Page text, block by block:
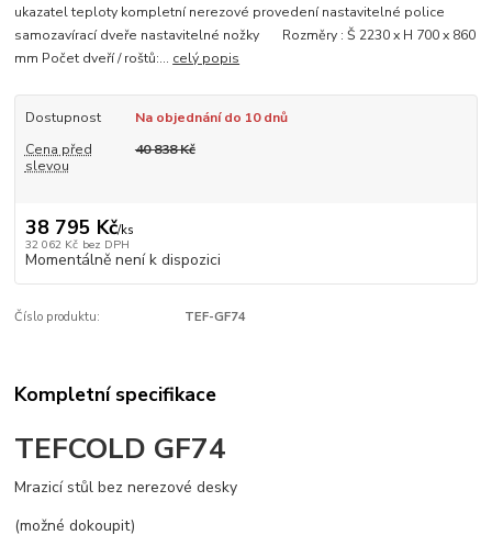
ukazatel teploty kompletní nerezové provedení nastavitelné police
samozavírací dveře nastavitelné nožky Rozměry : Š 2230 x H 700 x 860
mm Počet dveří / roštů:... celý popis
Dostupnost
Na objednání do 10 dnů
Cena před
slevou
40 838 Kč
38 795 Kč/ks
32 062 Kč bez DPH
Momentálně není k dispozici
Číslo produktu: TEF-GF74
Kompletní specifikace
TEFCOLD GF74
Mrazicí stůl bez nerezové desky
(možné dokoupit)